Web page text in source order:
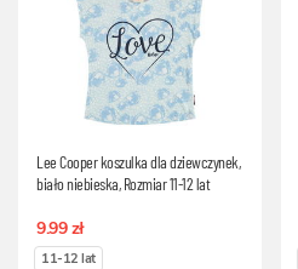
Lee Cooper koszulka dla dziewczynek,
biało niebieska, Rozmiar 11-12 lat
9.99 zł
11-12 lat